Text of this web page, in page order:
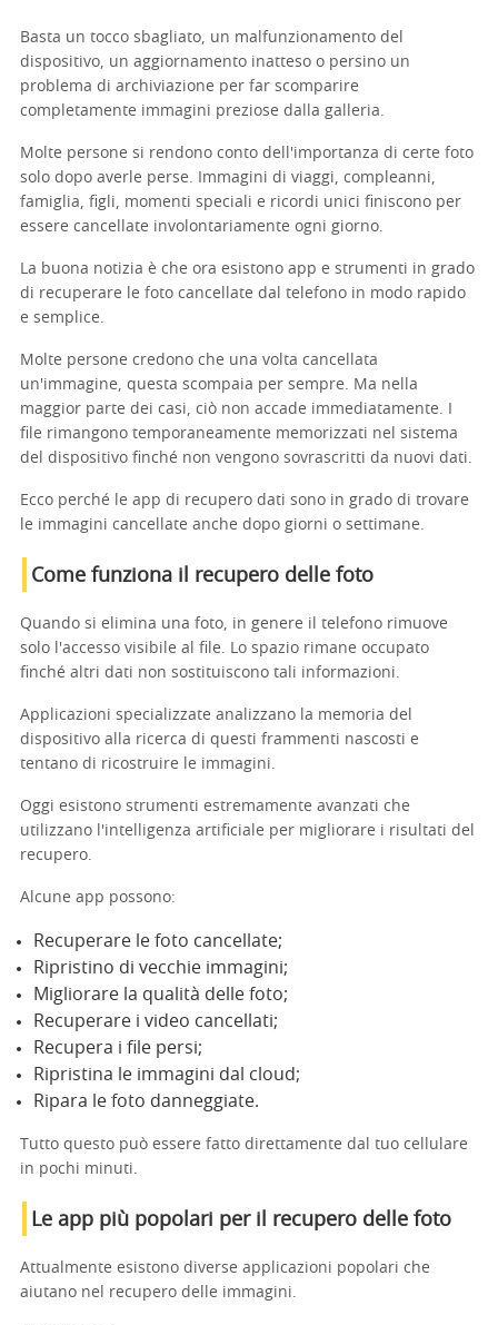
Basta un tocco sbagliato, un malfunzionamento del
dispositivo, un aggiornamento inatteso o persino un
problema di archiviazione per far scomparire
completamente immagini preziose dalla galleria.
Molte persone si rendono conto dell'importanza di certe foto
solo dopo averle perse. Immagini di viaggi, compleanni,
famiglia, figli, momenti speciali e ricordi unici finiscono per
essere cancellate involontariamente ogni giorno.
La buona notizia è che ora esistono app e strumenti in grado
di recuperare le foto cancellate dal telefono in modo rapido
e semplice.
Molte persone credono che una volta cancellata
un'immagine, questa scompaia per sempre. Ma nella
maggior parte dei casi, ciò non accade immediatamente. I
file rimangono temporaneamente memorizzati nel sistema
del dispositivo finché non vengono sovrascritti da nuovi dati.
Ecco perché le app di recupero dati sono in grado di trovare
le immagini cancellate anche dopo giorni o settimane.
Come funziona il recupero delle foto
Quando si elimina una foto, in genere il telefono rimuove
solo l'accesso visibile al file. Lo spazio rimane occupato
finché altri dati non sostituiscono tali informazioni.
Applicazioni specializzate analizzano la memoria del
dispositivo alla ricerca di questi frammenti nascosti e
tentano di ricostruire le immagini.
Oggi esistono strumenti estremamente avanzati che
utilizzano l'intelligenza artificiale per migliorare i risultati del
recupero.
Alcune app possono:
Recuperare le foto cancellate;
Ripristino di vecchie immagini;
Migliorare la qualità delle foto;
Recuperare i video cancellati;
Recupera i file persi;
Ripristina le immagini dal cloud;
Ripara le foto danneggiate.
Tutto questo può essere fatto direttamente dal tuo cellulare
in pochi minuti.
Le app più popolari per il recupero delle foto
Attualmente esistono diverse applicazioni popolari che
aiutano nel recupero delle immagini.